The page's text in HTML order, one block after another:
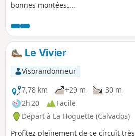
bonnes montées....
Le Vivier
Visorandonneur
7,78 km
+29 m
-30 m
2h 20
Facile
Départ à La Hoguette (Calvados)
Profitez pleinement de ce circuit très